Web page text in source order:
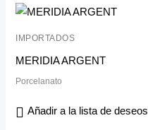
IMPORTADOS
MERIDIA ARGENT
Porcelanato
Añadir a la lista de deseos